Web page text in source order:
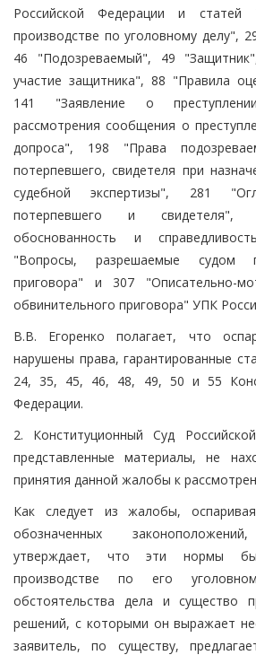
Российской Федерации и статей
производстве по уголовному делу",
46 "Подозреваемый", 49
участие защитника", 88 "Правила
141 "Заявление о
рассмотрения сообщения о
допроса", 198 "Права
потерпевшего, свидетеля при
судебной экспертизы", 281
потерпевшего и свидетеля",
обоснованность и
"Вопросы, разрешаемые судом
приговора" и 307 "Описательно-
обвинительного приговора" УПК
В.В. Егоренко полагает, что
нарушены права, гарантированные
24, 35, 45, 46, 48, 49, 50 и 55
Федерации.
2. Конституционный Суд
представленные материалы, не
принятия данной жалобы к
Как следует из жалобы, оспаривая
обозначенных
утверждает, что эти нормы
производстве по его
обстоятельства дела и существо
решений, с которыми он выражает
заявитель, по существу,